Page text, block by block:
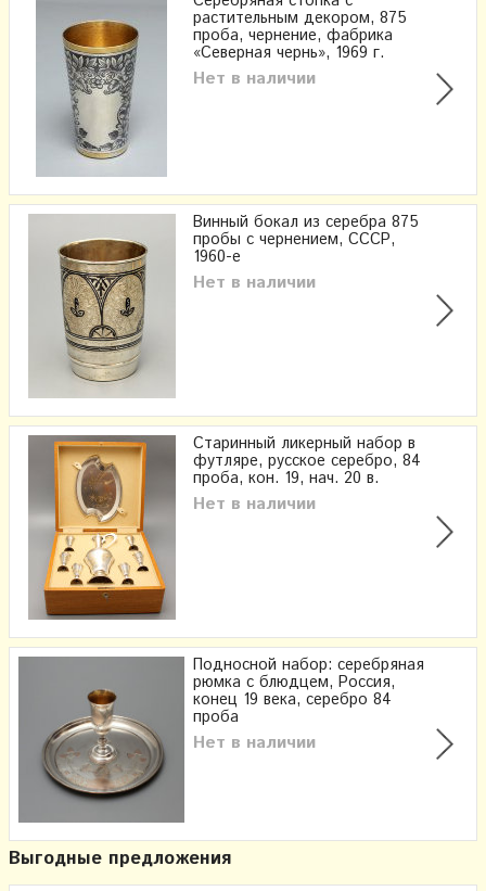
растительным декором, 875
проба, чернение, фабрика
«Северная чернь», 1969 г.
Нет в наличии
Винный бокал из серебра 875
пробы с чернением, СССР,
1960-е
Нет в наличии
Старинный ликерный набор в
футляре, русское серебро, 84
проба, кон. 19, нач. 20 в.
Нет в наличии
Подносной набор: серебряная
рюмка с блюдцем, Россия,
конец 19 века, серебро 84
проба
Нет в наличии
Выгодные предложения